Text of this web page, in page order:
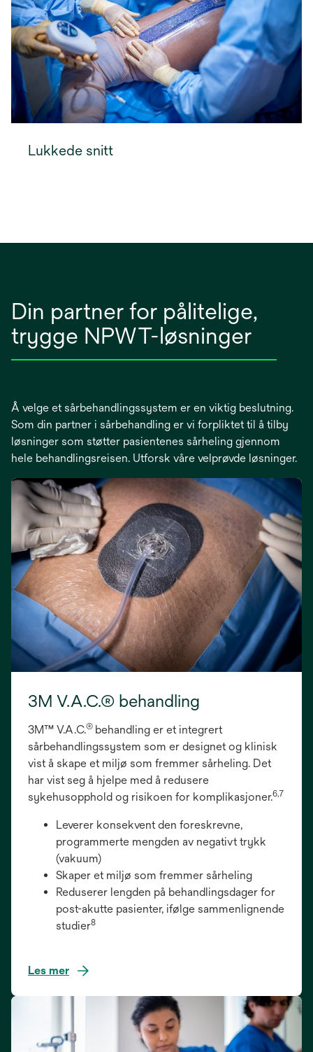
Lukkede snitt
Din partner for pålitelige,
trygge NPWT-løsninger
Å velge et sårbehandlingssystem er en viktig beslutning.
Som din partner i sårbehandling er vi forpliktet til å tilby
løsninger som støtter pasientenes sårheling gjennom
hele behandlingsreisen. Utforsk våre velprøvde løsninger.
3M V.A.C.® behandling
3M™ V.A.C.® behandling er et integrert
sårbehandlingssystem som er designet og klinisk
vist å skape et miljø som fremmer sårheling. Det
har vist seg å hjelpe med å redusere
sykehusopphold og risikoen for komplikasjoner.6,7
Leverer konsekvent den foreskrevne,
programmerte mengden av negativt trykk
(vakuum)
Skaper et miljø som fremmer sårheling
Reduserer lengden på behandlingsdager for
post-akutte pasienter, ifølge sammenlignende
studier8
Les mer